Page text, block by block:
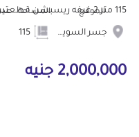
115 متر 2 غرفه ريسبشن قطعتين حمام مط... الموقع
جسر السويس
المساحة
2,000,000 جنيه